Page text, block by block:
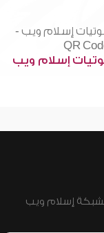
إسلام ويب